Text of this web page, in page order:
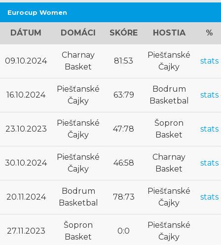
Eurocup Women
DÁTUM DOMÁCI SKÓRE HOSTIA %
09.10.2024
Charnay
Basket
81:53
Piešťanské
Čajky
stats
16.10.2024
Piešťanské
Čajky
63:79
Bodrum
Basketbal
stats
23.10.2023
Piešťanské
Čajky
47:78
Šopron
Basket
stats
30.10.2024
Piešťanské
Čajky
46:58
Charnay
Basket
stats
20.11.2024
Bodrum
Basketbal
78:73
Piešťanské
Čajky
stats
27.11.2023
Šopron
Basket
0:0
Piešťanské
Čajky